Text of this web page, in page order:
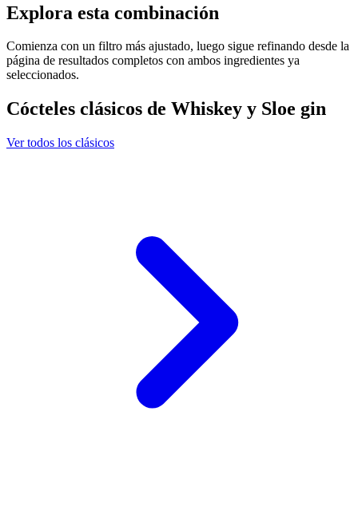
Explora esta combinación
Comienza con un filtro más ajustado, luego sigue refinando desde la
página de resultados completos con ambos ingredientes ya
seleccionados.
Cócteles clásicos de Whiskey y Sloe gin
Ver todos los clásicos